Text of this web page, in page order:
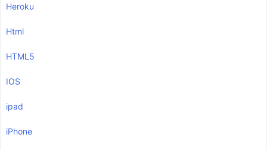
Heroku
Html
HTML5
IOS
ipad
iPhone